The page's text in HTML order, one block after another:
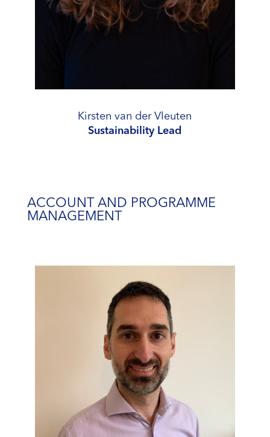
Kirsten van der Vleuten
Sustainability Lead
ACCOUNT AND PROGRAMME
MANAGEMENT